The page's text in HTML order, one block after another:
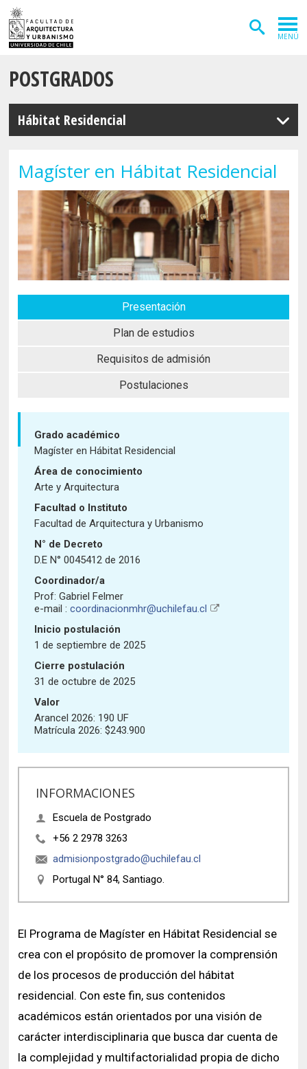
MENÚ
CARRERAS
POSTGRADOS
INVESTIGACIÓN
EXTENSIÓN
DEPARTAMENTOS
Arquitectura
Diseño
Geografía
Urbanismo
INSTITUTOS
Vivienda
Historia y Patrimonio
FACULTAD
POSTGRADOS
Hábitat Residencial
Magíster en Hábitat Residencial
Presentación
Plan de estudios
Requisitos de admisión
Postulaciones
INFORMACIONES
Escuela de Postgrado
+56 2 2978 3263
admisionpostgrado@uchilefau.cl
Portugal N° 84, Santiago.
Grado académico
Magíster en Hábitat Residencial
Área de conocimiento
Arte y Arquitectura
Facultad o Instituto
Facultad de Arquitectura y Urbanismo
N° de Decreto
D.E N° 0045412 de 2016
Coordinador/a
Prof: Gabriel Felmer
e-mail : coordinacionmhr@uchilefau.cl
Inicio postulación
1 de septiembre de 2025
Cierre postulación
31 de octubre de 2025
Valor
Arancel 2026: 190 UF
Matrícula 2026: $243.900
El Programa de Magíster en Hábitat Residencial se
crea con el propósito de promover la comprensión
de los procesos de producción del hábitat
residencial. Con este fin, sus contenidos
académicos están orientados por una visión de
carácter interdisciplinaria que busca dar cuenta de
la complejidad y multifactorialidad propia de dicho